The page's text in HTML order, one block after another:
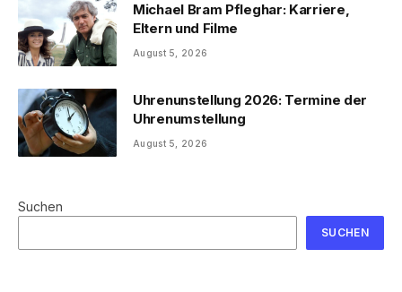
Michael Bram Pfleghar: Karriere,
Eltern und Filme
August 5, 2026
Uhrenunstellung 2026: Termine der
Uhrenumstellung
August 5, 2026
Suchen
SUCHEN